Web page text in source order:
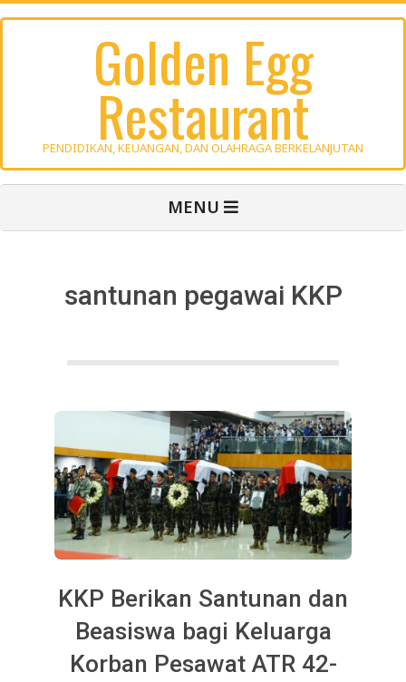
Skip
Golden Egg
Restaurant
PENDIDIKAN, KEUANGAN, DAN OLAHRAGA BERKELANJUTAN
MENU
santunan pegawai KKP
KKP Berikan Santunan dan
Beasiswa bagi Keluarga
Korban Pesawat ATR 42-